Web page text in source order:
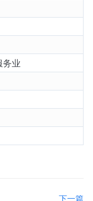
务业
下一篇